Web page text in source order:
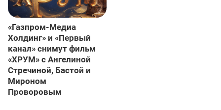
«Газпром-Медиа
Холдинг» и «Первый
канал» снимут фильм
«ХРУМ» с Ангелиной
Стречиной, Бастой и
Мироном
Проворовым